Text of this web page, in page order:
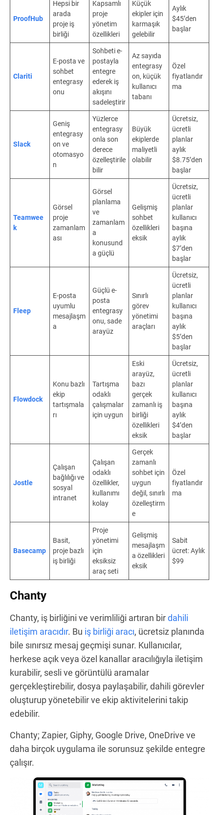
ProofHub
Hepsi bir
arada
proje iş
birliği
Kapsamlı
proje
yönetim
özellikleri
Küçük
ekipler için
karmaşık
gelebilir
Aylık
$45’den
başlar
Clariti
E-posta ve
sohbet
entegrasy
onu
Sohbeti e-
postayla
entegre
ederek iş
akışını
sadeleştirir
Az sayıda
entegrasy
on, küçük
kullanıcı
tabanı
Özel
fiyatlandır
ma
Slack
Geniş
entegrasy
on ve
otomasyo
n
Yüzlerce
entegrasy
onla son
derece
özelleştirile
bilir
Büyük
ekiplerde
maliyetli
olabilir
Ücretsiz,
ücretli
planlar
aylık
$8.75’den
başlar
Teamwee
k
Görsel
proje
zamanlam
ası
Görsel
planlama
ve
zamanlam
a
konusund
a güçlü
Gelişmiş
sohbet
özellikleri
eksik
Ücretsiz,
ücretli
planlar
kullanıcı
başına
aylık
$7’den
başlar
Fleep
E-posta
uyumlu
mesajlaşm
a
Güçlü e-
posta
entegrasy
onu, sade
arayüz
Sınırlı
görev
yönetimi
araçları
Ücretsiz,
ücretli
planlar
kullanıcı
başına
aylık
$5’den
başlar
Flowdock
Konu bazlı
ekip
tartışmala
rı
Tartışma
odaklı
çalışmalar
için uygun
Eski
arayüz,
bazı
gerçek
zamanlı iş
birliği
özellikleri
eksik
Ücretsiz,
ücretli
planlar
kullanıcı
başına
aylık
$4’den
başlar
Jostle
Çalışan
bağlılığı ve
sosyal
intranet
Çalışan
odaklı
özellikler,
kullanımı
kolay
Gerçek
zamanlı
sohbet için
uygun
değil, sınırlı
özelleştirm
e
Özel
fiyatlandır
ma
Basecamp
Basit,
proje bazlı
iş birliği
Proje
yönetimi
için
eksiksiz
araç seti
Gelişmiş
mesajlaşm
a özellikleri
eksik
Sabit
ücret: Aylık
$99
Chanty
Chanty, iş birliğini ve verimliliği artıran birdahili
iletişim aracıdır. Bu iş birliği aracı, ücretsiz planında
bile sınırsız mesaj geçmişi sunar. Kullanıcılar,
herkese açık veya özel kanallar aracılığıyla iletişim
kurabilir, sesli ve görüntülü aramalar
gerçekleştirebilir, dosya paylaşabilir, dahili görevler
oluşturup yönetebilir ve ekip aktivitelerini takip
edebilir.
Chanty; Zapier, Giphy, Google Drive, OneDrive ve
daha birçok uygulama ile sorunsuz şekilde entegre
çalışır.